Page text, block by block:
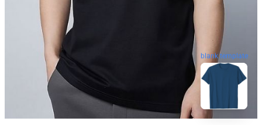
blank template